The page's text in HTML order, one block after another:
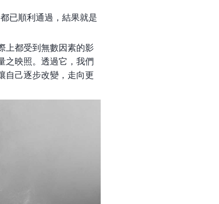
已順利通過，結果就是
上都受到無數因素的影
之映照。透過它，我們
自己逐步改變，走向更